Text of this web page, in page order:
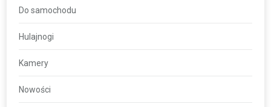
Do samochodu
Hulajnogi
Kamery
Nowości